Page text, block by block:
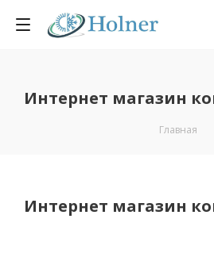
Интернет магазин
Главная
Интернет магазин